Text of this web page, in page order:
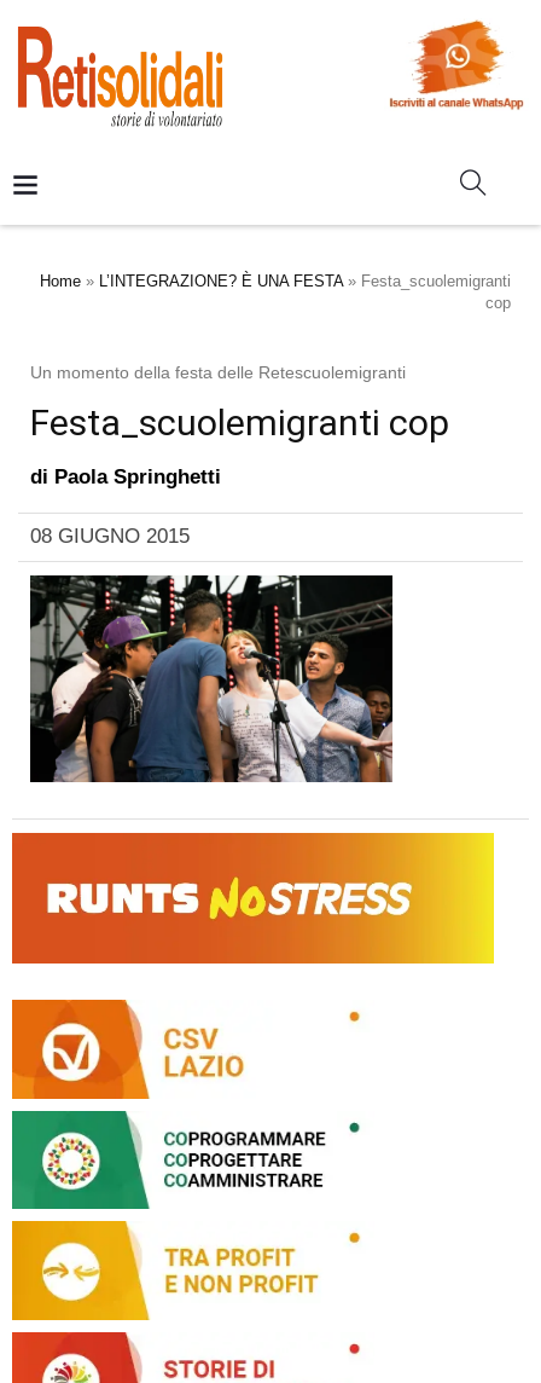
Home » L’INTEGRAZIONE? È UNA FESTA» Festa_scuolemigranti
cop
Un momento della festa delle Retescuolemigranti
Festa_scuolemigranti cop
di Paola Springhetti
08 GIUGNO 2015